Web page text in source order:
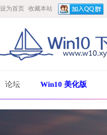
设为首页 收藏本站
论坛 Win10 美化版